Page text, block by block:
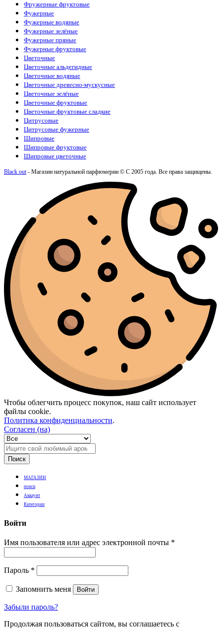
Фружерные фруктовые
Фужерные
Фужерные водяные
Фужерные зелёные
Фужерные пряные
Фужерные фруктовые
Цветочные
Цветочные альдегидные
Цветочные водяные
Цветочные древесно-мускусные
Цветочные зелёные
Цветочные фруктовые
Цветочные фруктовые сладкие
Цитрусовые
Цитрусовые фужерные
Шипровые
Шипровые фруктовые
Шипровые цветочные
Black out- Магазин натуральной парфюмерии © С 2005 года. Все права защищены.
Чтобы облегчить процесс покупок, наш сайт использует
файлы cookie.
Политика конфиденциальности.
Согласен (на)
Поиск
МАГАЗИН
поиск
Аккаунт
Категории
Войти
Имя пользователя или адрес электронной почты *
Пароль *
Запомнить меня Войти
Забыли пароль?
Продолжая пользоваться сайтом, вы соглашаетесь с